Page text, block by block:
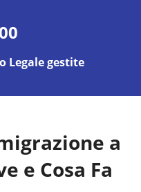
Legale gestite
a
e Cosa Fa